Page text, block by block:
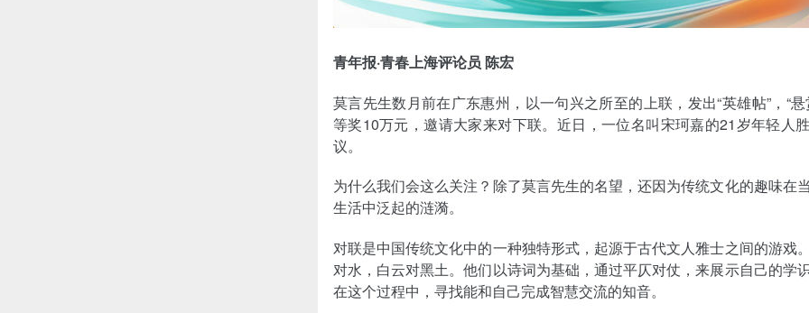
青年报·青春上海评论员 陈宏
莫言先生数月前在广东惠州，以一句兴之所至的上联，发出“英雄帖”，“
等奖10万元，邀请大家来对下联。近日，一位名叫宋珂嘉的21岁年轻人
议。
为什么我们会这么关注？除了莫言先生的名望，还因为传统文化的趣味在
生活中泛起的涟漪。
对联是中国传统文化中的一种独特形式，起源于古代文人雅士之间的游戏
对水，白云对黑土。他们以诗词为基础，通过平仄对仗，来展示自己的学
在这个过程中，寻找能和自己完成智慧交流的知音。